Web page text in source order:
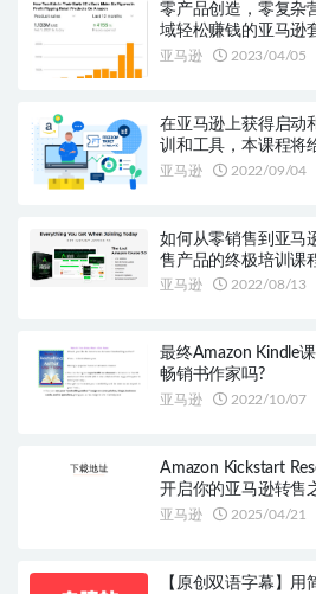
零产品创造，零复杂
域轻松赚钱的亚马逊
亚马逊 2023/04/05
在亚马逊上获得启动
训和工具，本课程将
告诉你的知识！
亚马逊 2022/09/04
如何从零销售到亚马
售产品的终极培训课
亚马逊 2022/08/13
最终Amazon Kindle
畅销书作家吗?
亚马逊 2022/10/07
Amazon Kickstart
开启你的亚马逊转售
亚马逊 2025/04/21
【原创双语字幕】